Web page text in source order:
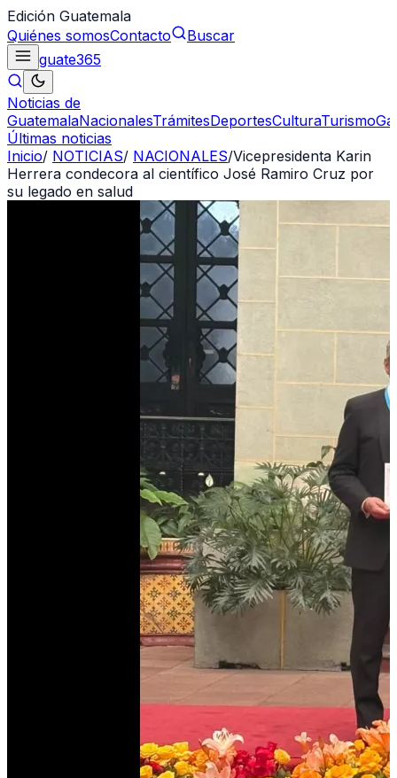
Edición Guatemala
Quiénes somosContacto
Buscar
guate365
Noticias de
GuatemalaNacionalesTrámitesDeportesCulturaTurismo
Últimas noticias
Inicio/ NOTICIAS/ NACIONALES/Vicepresidenta Karin
Herrera condecora al científico José Ramiro Cruz por
su legado en salud